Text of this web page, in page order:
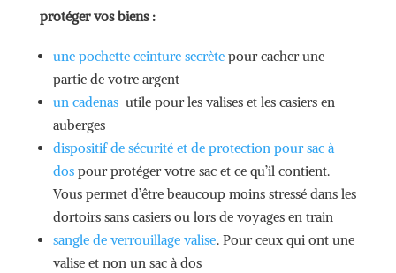
protéger vos biens :
une pochette ceinture secrètepour cacher une
partie de votre argent
un cadenas utile pour les valises et les casiers en
auberges
dispositif de sécurité et de protection pour sac à
dospour protéger votre sac et ce qu’il contient.
Vous permet d’être beaucoup moins stressé dans les
dortoirs sans casiers ou lors de voyages en train
sangle de verrouillage valise. Pour ceux qui ont une
valise et non un sac à dos